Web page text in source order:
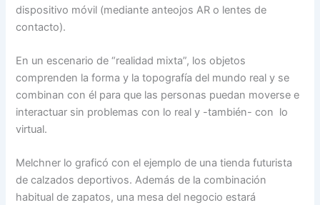
dispositivo móvil (mediante anteojos AR o lentes de
contacto).
En un escenario de “realidad mixta”, los objetos
comprenden la forma y la topografía del mundo real y se
combinan con él para que las personas puedan moverse e
interactuar sin problemas con lo real y -también- con lo
virtual.
Melchner lo graficó con el ejemplo de una tienda futurista
de calzados deportivos. Además de la combinación
habitual de zapatos, una mesa del negocio estará